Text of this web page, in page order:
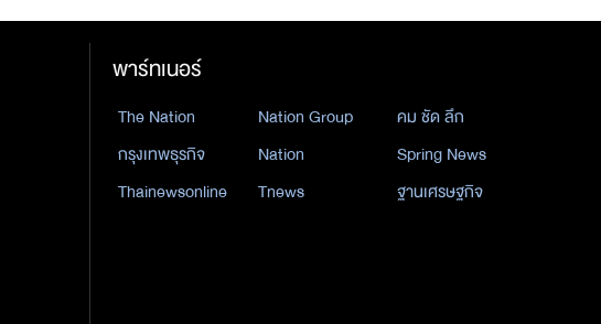
พาร์ทเนอร์
The Nation Nation Group
คม ชัด ลึก
กรุงเทพธุรกิจ
Nation
Spring News
Thainewsonline
Tnews ฐานเศรษฐกิจ